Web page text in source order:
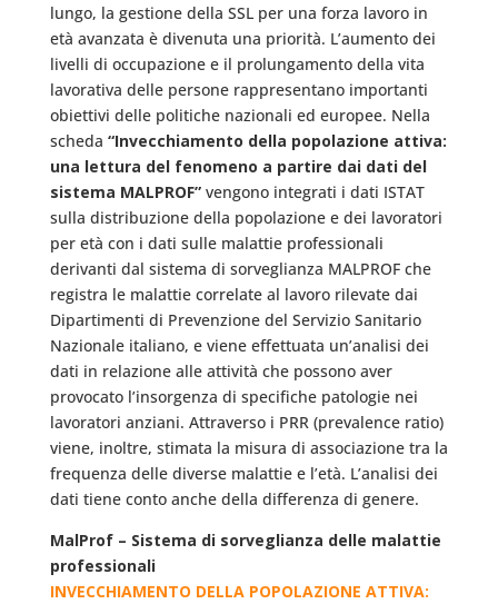
lungo, la gestione della SSL per una forza lavoro in
età avanzata è divenuta una priorità. L’aumento dei
livelli di occupazione e il prolungamento della vita
lavorativa delle persone rappresentano importanti
obiettivi delle politiche nazionali ed europee. Nella
scheda “Invecchiamento della popolazione attiva:
una lettura del fenomeno a partire dai dati del
sistema MALPROF”vengono integrati i dati ISTAT
sulla distribuzione della popolazione e dei lavoratori
per età con i dati sulle malattie professionali
derivanti dal sistema di sorveglianza MALPROF che
registra le malattie correlate al lavoro rilevate dai
Dipartimenti di Prevenzione del Servizio Sanitario
Nazionale italiano, e viene effettuata un’analisi dei
dati in relazione alle attività che possono aver
provocato l’insorgenza di specifiche patologie nei
lavoratori anziani. Attraverso i PRR (prevalence ratio)
viene, inoltre, stimata la misura di associazione tra la
frequenza delle diverse malattie e l’età. L’analisi dei
dati tiene conto anche della differenza di genere.
MalProf – Sistema di sorveglianza delle malattie
professionali
INVECCHIAMENTO DELLA POPOLAZIONE ATTIVA: